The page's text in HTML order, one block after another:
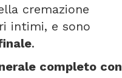
cremazione
intimi, e sono
.
completo con